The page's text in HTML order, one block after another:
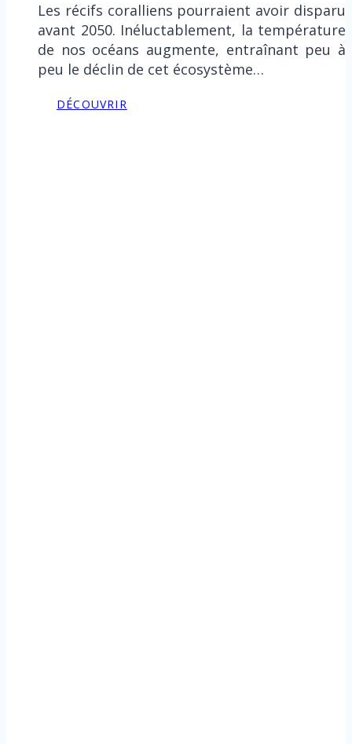
Les récifs coralliens pourraient avoir disparu
avant 2050. Inéluctablement, la température
de nos océans augmente, entraînant peu à
peu le déclin de cet écosystème…
DÉCOUVRIR